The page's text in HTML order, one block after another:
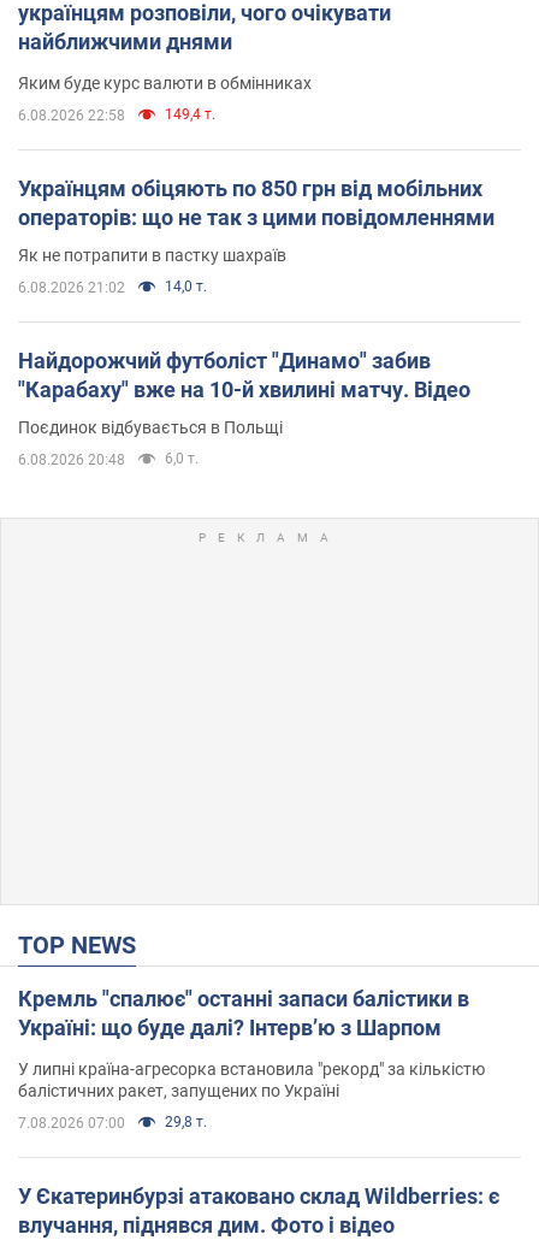
українцям розповіли, чого очікувати
найближчими днями
Яким буде курс валюти в обмінниках
6.08.2026 22:58 149,4 т.
Українцям обіцяють по 850 грн від мобільних
операторів: що не так з цими повідомленнями
Як не потрапити в пастку шахраїв
6.08.2026 21:02 14,0 т.
Найдорожчий футболіст "Динамо" забив
"Карабаху" вже на 10-й хвилині матчу. Відео
Поєдинок відбувається в Польщі
6.08.2026 20:48 6,0 т.
TOP NEWS
Кремль "спалює" останні запаси балістики в
Україні: що буде далі? Інтерв’ю з Шарпом
У липні країна-агресорка встановила "рекорд" за кількістю
балістичних ракет, запущених по Україні
7.08.2026 07:00 29,8 т.
У Єкатеринбурзі атаковано склад Wildberries: є
влучання, піднявся дим. Фото і відео